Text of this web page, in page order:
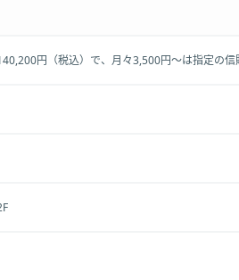
円（税込）で、月々3,500円～は指定の信